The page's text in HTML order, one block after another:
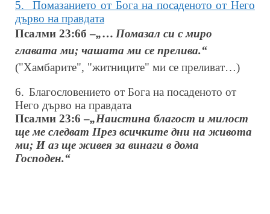
5.
Помазанието от Бога на посаденото от Него
дърво на правдата
Псалми 23:6б –„… Помазал си с миро
главата ми; чашата ми се прелива.“
("Хамбарите", "житниците" ми се преливат…)
6. Благословението от Бога на посаденото от
Него дърво на правдата
Псалми 23:6 –„Наистина благост и милост
ще ме следват През всичките дни на живота
ми; И аз ще живея за винаги в дома
Господен.“